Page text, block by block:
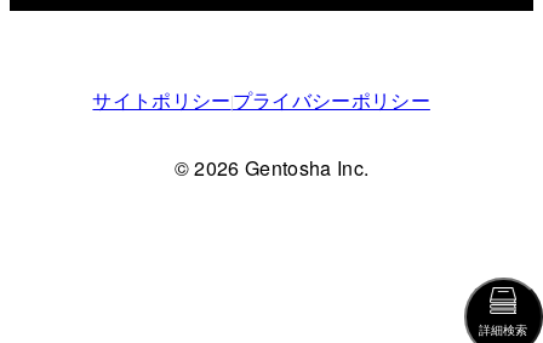
詳細検索
サイトポリシープライバシーポリシー
© 2026 Gentosha Inc.